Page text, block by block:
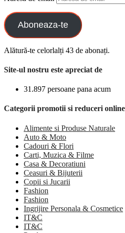
Aboneaza-te
Alătură-te celorlalți 43 de abonați.
Site-ul nostru este apreciat de
31.897 persoane pana acum
Categorii promotii si reduceri online
Alimente si Produse Naturale
Auto & Moto
Cadouri & Flori
Carti, Muzica & Filme
Casa & Decoratiuni
Ceasuri & Bijuterii
Copii si Jucarii
Fashion
Fashion
Ingrijire Personala & Cosmetice
IT&C
IT&C